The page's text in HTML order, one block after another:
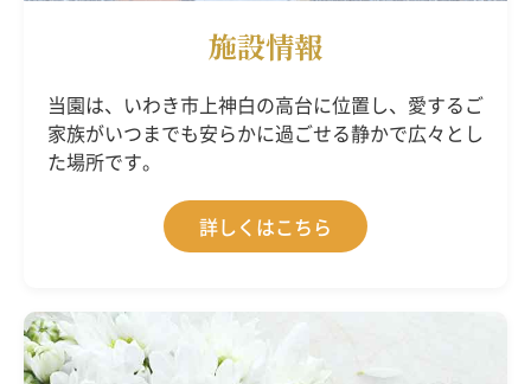
施設情報
当園は、いわき市上神白の高台に位置し、愛するご
家族がいつまでも安らかに過ごせる静かで広々とし
た場所です。
詳しくはこちら